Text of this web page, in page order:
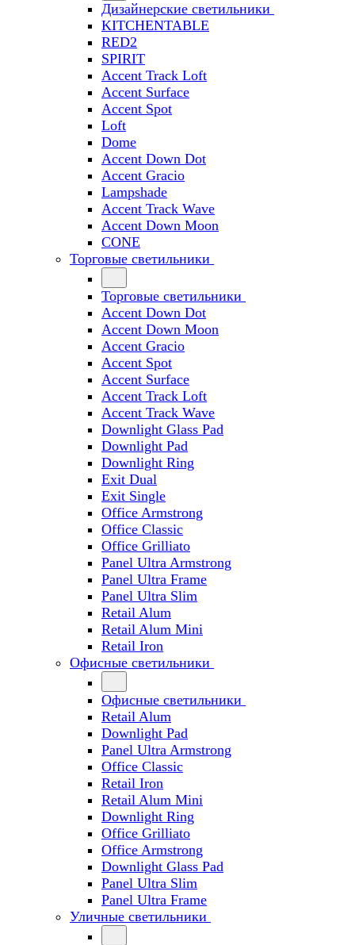
Дизайнерские светильники
KITCHENTABLE
RED2
SPIRIT
Accent Track Loft
Accent Surface
Accent Spot
Loft
Dome
Accent Down Dot
Accent Gracio
Lampshade
Accent Track Wave
Accent Down Moon
CONE
Торговые светильники
Торговые светильники
Accent Down Dot
Accent Down Moon
Accent Gracio
Accent Spot
Accent Surface
Accent Track Loft
Accent Track Wave
Downlight Glass Pad
Downlight Pad
Downlight Ring
Exit Dual
Exit Single
Office Armstrong
Office Classic
Office Grilliato
Panel Ultra Armstrong
Panel Ultra Frame
Panel Ultra Slim
Retail Alum
Retail Alum Mini
Retail Iron
Офисные светильники
Офисные светильники
Retail Alum
Downlight Pad
Panel Ultra Armstrong
Office Classic
Retail Iron
Retail Alum Mini
Downlight Ring
Office Grilliato
Office Armstrong
Downlight Glass Pad
Panel Ultra Slim
Panel Ultra Frame
Уличные светильники